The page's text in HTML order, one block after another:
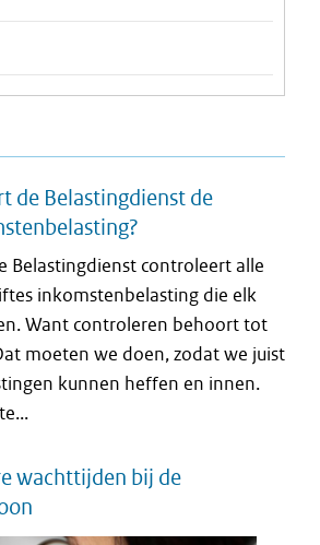
de Belastingdienst de
Belastingdienst controleert alle
inkomstenbelasting die elk
Want controleren behoort tot
moeten we doen, zodat we juist
kunnen heffen en innen.
wachttijden bij de